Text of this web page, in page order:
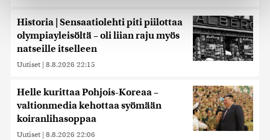
räätälöimiseen, sosiaalisen median ominaisuuksien
tukemiseen ja kävijämäärämme analysoimiseen. Lisäksi
jaamme sosiaalisen median, mainosalan ja analytiikka-
alan kumppaneillemme tietoja siitä, miten käytät
tietoja muihin tietoihin, joita olet antanut heille tai joita on
kerätty, kun olet käyttänyt heidän palvelujaan. Tietoja
saatetaan myös siirtää ulkomaille.
Historia | Sensaatiolehti piti piilottaa
olympiayleisöltä – oli liian raju myös
natseille itselleen
Uutiset | 8.8.2026 22:15
Helle kurittaa Pohjois-Koreaa –
valtionmedia kehottaa syömään
koiranlihasoppaa
Uutiset | 8.8.2026 22:06